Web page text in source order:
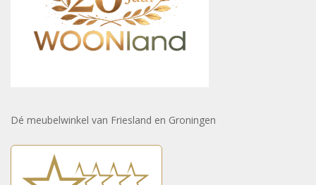
Dé meubelwinkel van Friesland en Groningen